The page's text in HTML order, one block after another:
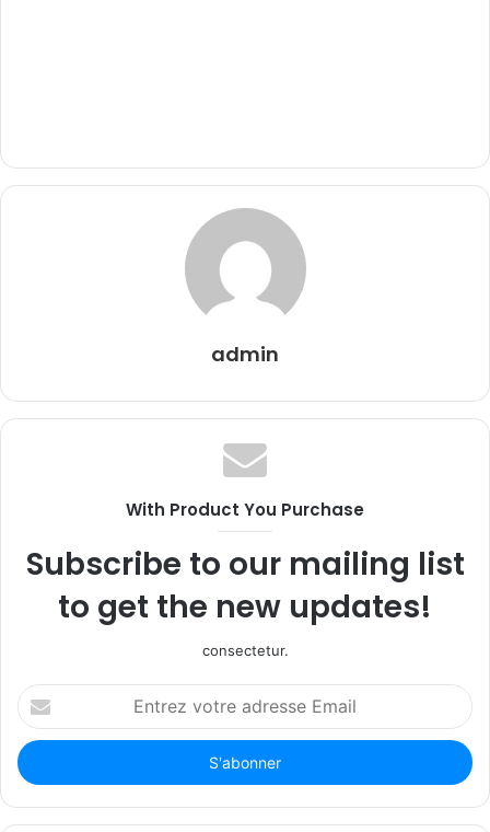
admin
With Product You Purchase
Subscribe to our mailing list
to get the new updates!
consectetur.
Entrez
votre
adresse
Email